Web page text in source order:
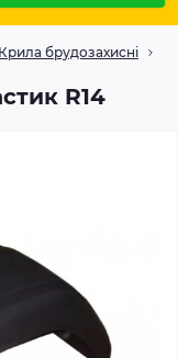
Крила брудозахисні
R14